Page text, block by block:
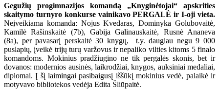
Gegužių progimnazijos komandą „Knyginėtojai“ apskrities
skaitymo turnyro konkurse vainikavo PERGALĖ ir I-oji vieta.
Neįveikiama komanda: Nojus Kvedaras, Dominyka Golubovaitė,
Kamilė Rašinskaitė (7b), Gabija Galinauskaitė, Rusnė Ananeva
(8a), per pavasarį perskaitė 30 knygų, t.y. daugiau negu 9 000
puslapių, įveikė trijų turų varžovus ir nepaliko vilties kitoms 5 finalo
komandoms. Mokinius pradžiugino ne tik pergalės skonis, bet ir
dovanos: modernios ausinės, laikrodžiai, knygos, auksiniai medaliai,
diplomai. Į šį laimingai pasibaigusį iššūkį mokinius vedė, palaikė ir
motyvavo bibliotekos vedėja Edita Šliūpaitė.